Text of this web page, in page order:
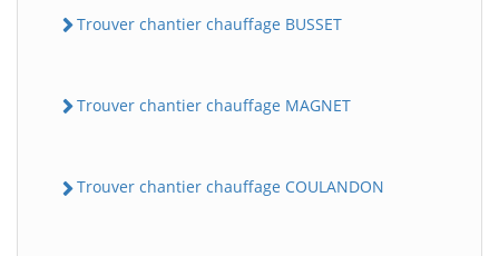
Trouver chantier chauffage BUSSET
Trouver chantier chauffage MAGNET
Trouver chantier chauffage COULANDON